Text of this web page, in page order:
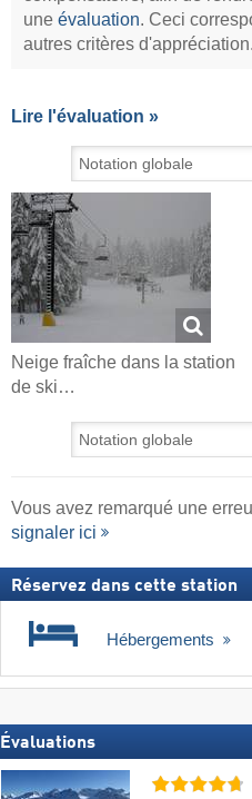
uneévaluation. Ceci
autres critères d'appréciation.
Lire l'évaluation »
Neige fraîche dans la station
de ski…
Vous avez remarqué une
signaler ici
Réservez dans cette station
Hébergements
Évaluations